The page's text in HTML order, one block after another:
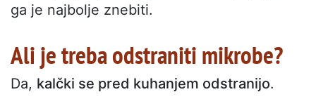
ga je najbolje znebiti.
Ali je treba odstraniti mikrobe?
Da, kalčki se pred kuhanjem odstranijo.